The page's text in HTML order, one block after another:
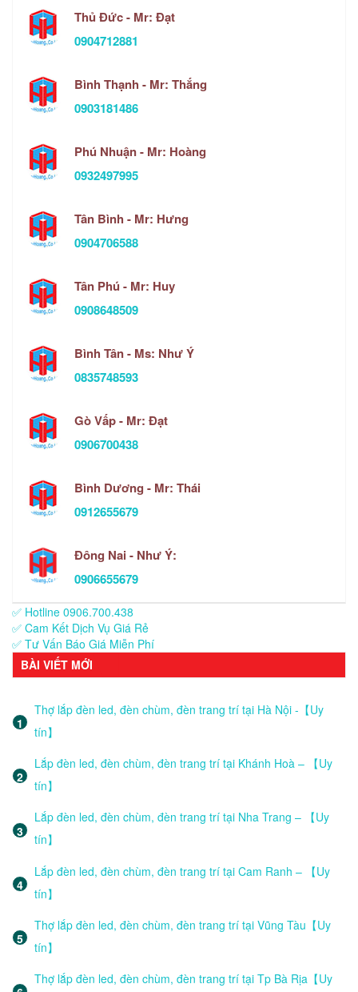
Thủ Đức - Mr: Đạt
0904712881
Bình Thạnh - Mr: Thắng
0903181486
Phú Nhuận - Mr: Hoàng
0932497995
Tân Bình - Mr: Hưng
0904706588
Tân Phú - Mr: Huy
0908648509
Bình Tân - Ms: Như Ý
0835748593
Gò Vấp - Mr: Đạt
0906700438
Bình Dương - Mr: Thái
0912655679
Đông Nai - Như Ý:
0906655679
✅ Hotline 0906.700.438
✅ Cam Kết Dịch Vụ Giá Rẻ
✅ Tư Vấn Báo Giá Miễn Phí
BÀI VIẾT MỚI
Thợ lắp đèn led, đèn chùm, đèn trang trí tại Hà Nội -【Uy
tín】
Lắp đèn led, đèn chùm, đèn trang trí tại Khánh Hoà – 【Uy
tín】
Lắp đèn led, đèn chùm, đèn trang trí tại Nha Trang – 【Uy
tín】
Lắp đèn led, đèn chùm, đèn trang trí tại Cam Ranh – 【Uy
tín】
Thợ lắp đèn led, đèn chùm, đèn trang trí tại Vũng Tàu【Uy
tín】
Thợ lắp đèn led, đèn chùm, đèn trang trí tại Tp Bà Rịa【Uy